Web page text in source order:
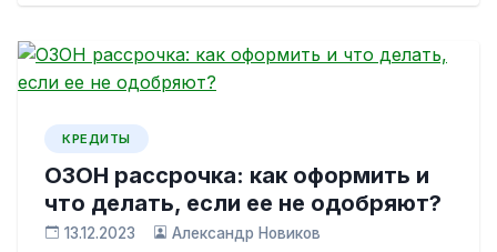
КРЕДИТЫ
ОЗОН рассрочка: как оформить и
что делать, если ее не одобряют?
13.12.2023 Александр Новиков